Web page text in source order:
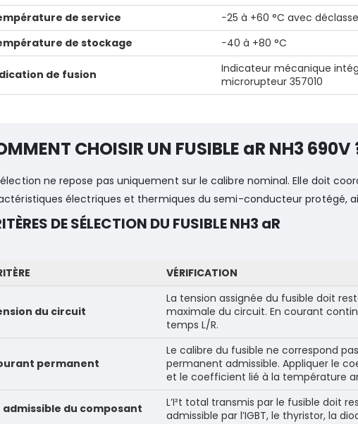
de service
−25 à +60 °C avec
de stockage
−40 à +80 °C
de fusion
Indicateur mécanique
microrupteur 357010
CHOISIR UN FUSIBLE aR NH3 690V
ne repose pas uniquement sur le calibre nominal. Elle doit
électriques et thermiques du semi-conducteur protégé,
DE SÉLECTION DU FUSIBLE NH3 aR
VÉRIFICATION
du circuit
La tension assignée du fusible doit
maximale du circuit. En courant
temps L/R.
permanent
Le calibre du fusible ne correspond
permanent admissible. Appliquer le
et le coefficient lié à la température
admissible du composant
L’I²t total transmis par le fusible doit
admissible par l’IGBT, le thyristor, la